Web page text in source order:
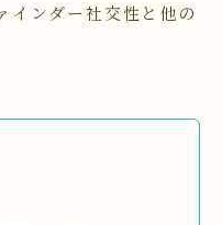
インダー社交性と他の